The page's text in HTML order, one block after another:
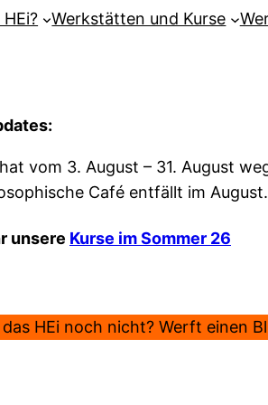
Werkstätten und Kurse
vom 3. August – 31. August
Café entfällt im August.
unsere Kurse im Sommer 26
HEi noch nicht? Werft einen